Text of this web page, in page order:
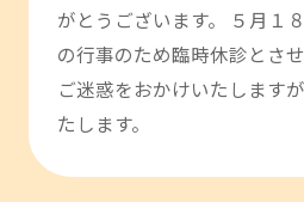
がとうございます。 ５月１
の行事のため臨時休診とさ
ご迷惑をおかけいたします
たします。